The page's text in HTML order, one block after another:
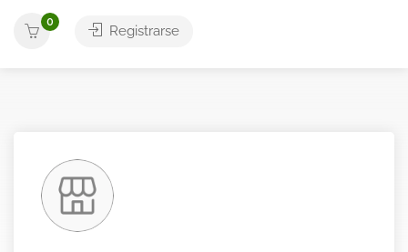
0
Registrarse